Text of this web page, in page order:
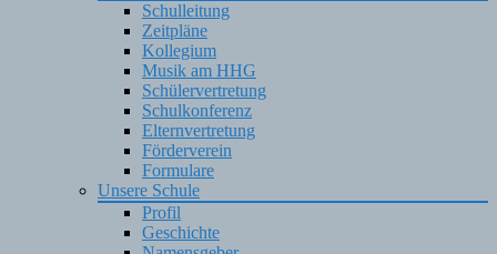
Schulleitung
Zeitpläne
Kollegium
Musik am HHG
Schülervertretung
Schulkonferenz
Elternvertretung
Förderverein
Formulare
Unsere Schule
Profil
Geschichte